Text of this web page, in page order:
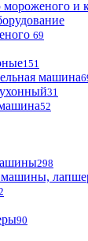
и
69
151
машина
31
52
298
машины,
90